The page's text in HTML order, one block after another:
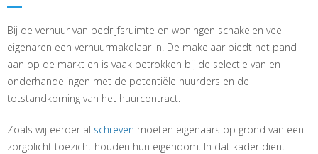
Bij de verhuur van bedrijfsruimte en woningen schakelen veel
eigenaren een verhuurmakelaar in. De makelaar biedt het pand
aan op de markt en is vaak betrokken bij de selectie van en
onderhandelingen met de potentiële huurders en de
totstandkoming van het huurcontract.
Zoals wij eerder al schreven moeten eigenaars op grond van een
zorgplicht toezicht houden hun eigendom. In dat kader dient